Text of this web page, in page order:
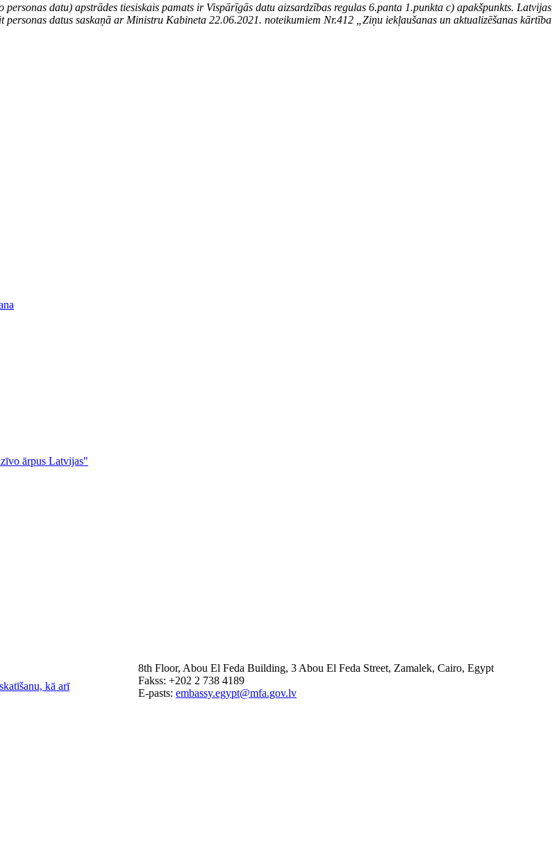
datu) apstrādes tiesiskais pamats ir Vispārīgās datu aizsardzības regulas 6.panta 1.punkta c) apakšpunkts. Latvijas
datus saskaņā ar Ministru Kabineta 22.06.2021. noteikumiem Nr.412 „Ziņu iekļaušanas un aktualizēšanas kārtība
ārpus Latvijas"
kā arī
8th Floor, Abou El Feda Building, 3 Abou El Feda Street, Zamalek, Cairo, Egypt
Fakss: +202 2 738 4189
E-pasts: embassy.egypt@mfa.gov.lv